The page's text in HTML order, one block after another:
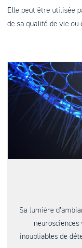
Elle peut être utilisée
de sa qualité de vie
Sa lumière
inoubliables de